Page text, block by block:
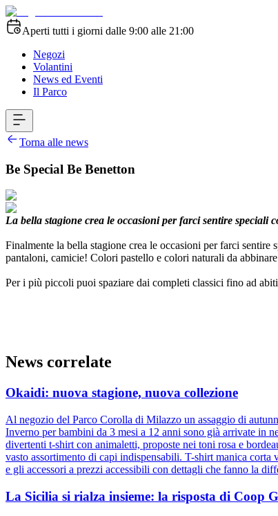
Aperti tutti i giorni dalle 9:00 alle 21:00
Negozi
Volantini
News ed Eventi
Il Parco
Torna alle news
Be Special Be Benetton
La bella stagione crea le occasioni per farci sentire
Finalmente la bella stagione crea le occasioni per farci sentire
pantaloni, camicie! Colori pastello e colori naturali da
Per i più piccoli puoi spaziare dai completi classici fino ad
News correlate
Okaidi: nuova stagione, nuova collezione
Al negozio del Parco Corolla di Milazzo un assaggio di
Inverno per bambini da 3 mesi a 12 anni sono già arrivate in
divertenti t-shirt con animaletti, proposte nei toni rosa e
vasto assortimento di capi indispensabili. T-shirt manica
e gli accessori a prezzi accessibili con dettagli che fanno la
La Sicilia si rialza insieme: la risposta di Coop